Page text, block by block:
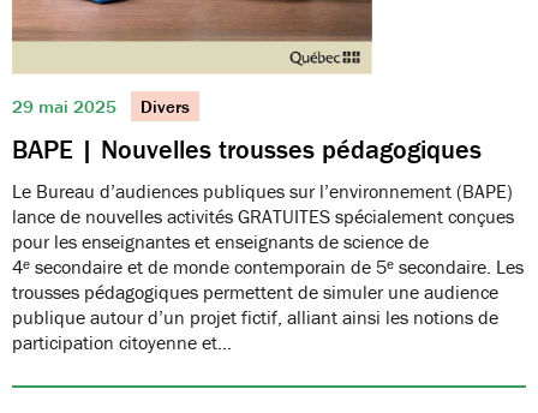
29 mai 2025 Divers
BAPE | Nouvelles trousses pédagogiques
Le Bureau d’audiences publiques sur l’environnement (BAPE)
lance de nouvelles activités GRATUITES spécialement conçues
pour les enseignantes et enseignants de science de
4ᵉ secondaire et de monde contemporain de 5ᵉ secondaire. Les
trousses pédagogiques permettent de simuler une audience
publique autour d’un projet fictif, alliant ainsi les notions de
participation citoyenne et…